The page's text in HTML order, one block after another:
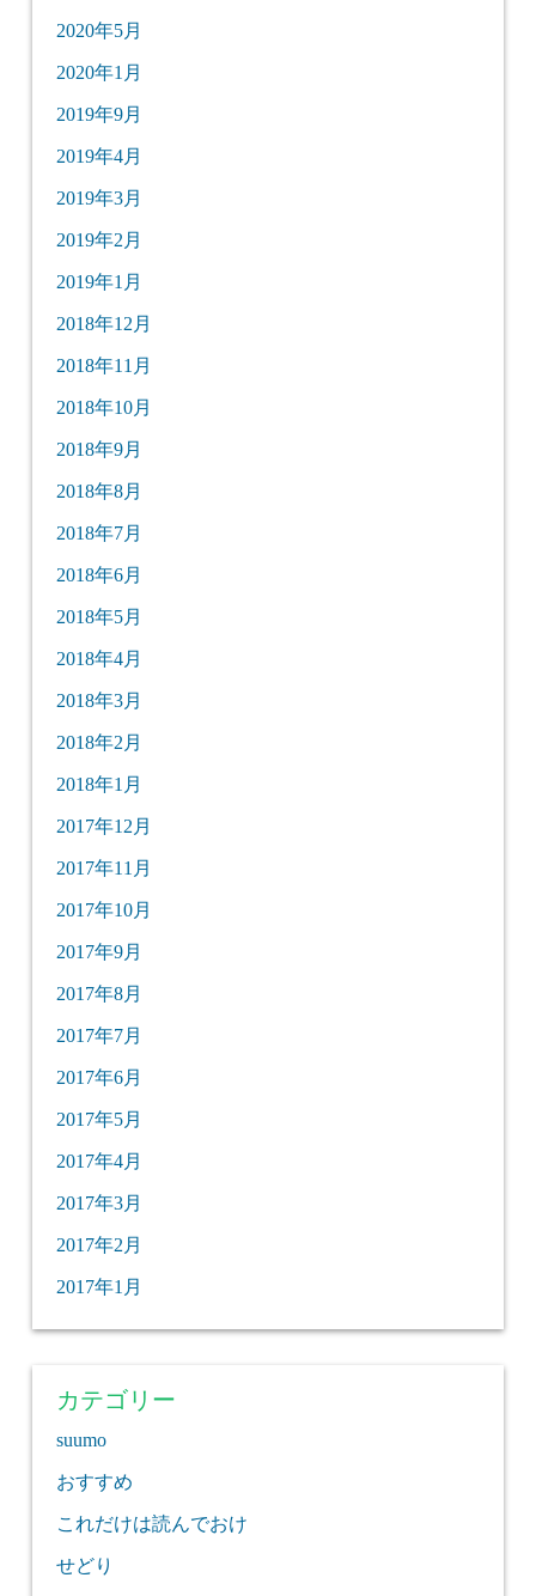
2020年5月
2020年1月
2019年9月
2019年4月
2019年3月
2019年2月
2019年1月
2018年12月
2018年11月
2018年10月
2018年9月
2018年8月
2018年7月
2018年6月
2018年5月
2018年4月
2018年3月
2018年2月
2018年1月
2017年12月
2017年11月
2017年10月
2017年9月
2017年8月
2017年7月
2017年6月
2017年5月
2017年4月
2017年3月
2017年2月
2017年1月
カテゴリー
suumo
おすすめ
これだけは読んでおけ
せどり